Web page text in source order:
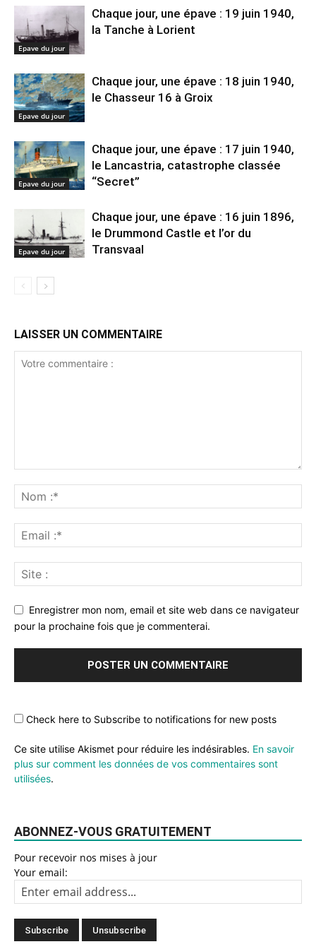
Epave du jour
Chaque jour, une épave : 19 juin 1940,
la Tanche à Lorient
Epave du jour
Chaque jour, une épave : 18 juin 1940,
le Chasseur 16 à Groix
Epave du jour
Chaque jour, une épave : 17 juin 1940,
le Lancastria, catastrophe classée
“Secret”
Epave du jour
Chaque jour, une épave : 16 juin 1896,
le Drummond Castle et l’or du
Transvaal
LAISSER UN COMMENTAIRE
Enregistrer mon nom, email et site web dans ce navigateur
pour la prochaine fois que je commenterai.
Check here to Subscribe to notifications for new posts
Ce site utilise Akismet pour réduire les indésirables. En savoir
plus sur comment les données de vos commentaires sont
utilisées.
ABONNEZ-VOUS GRATUITEMENT
Pour recevoir nos mises à jour
Your email: